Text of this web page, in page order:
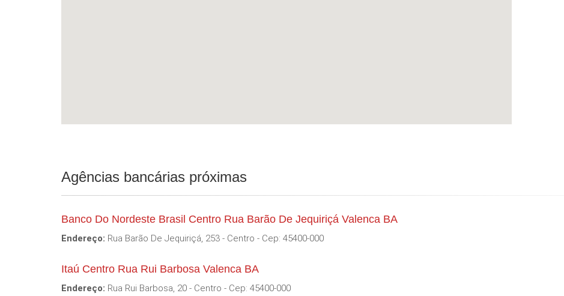
Agências bancárias próximas
Banco Do Nordeste Brasil Centro Rua Barão De Jequiriçá Valenca BA
Endereço: Rua Barão De Jequiriçá, 253 - Centro - Cep: 45400-000
Itaú Centro Rua Rui Barbosa Valenca BA
Endereço: Rua Rui Barbosa, 20 - Centro - Cep: 45400-000